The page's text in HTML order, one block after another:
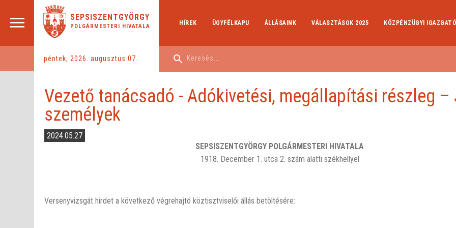
SEPSISZENTGYÖRGY
POLGÁRMESTERI HIVATALA
péntek, 2026. augusztus 07.
HÍREK ÜGYFÉLKAPU ÁLLÁSAINK VÁLASZTÁSOK 2025 KÖZPÉNZÜGYI
Vezető tanácsadó - Adókivetési, megállapítási részleg –
személyek
2024.05.27
SEPSISZENTGYÖRGY POLGÁRMESTERI HIVATALA
1918. December 1. utca 2. szám alatti székhellyel
Versenyvizsgát hirdet a következő végrehajtó köztisztviselői állás betöltésére: